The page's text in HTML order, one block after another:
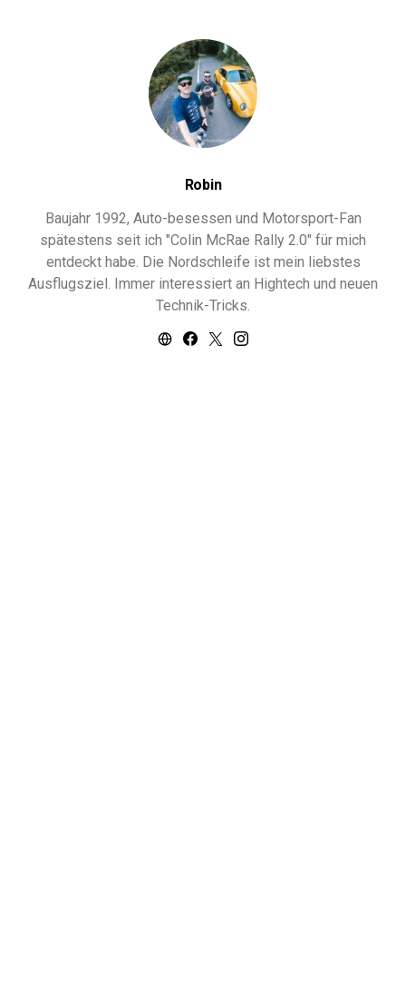
Robin
Baujahr 1992, Auto-besessen und Motorsport-Fan
spätestens seit ich "Colin McRae Rally 2.0" für mich
entdeckt habe. Die Nordschleife ist mein liebstes
Ausflugsziel. Immer interessiert an Hightech und neuen
Technik-Tricks.